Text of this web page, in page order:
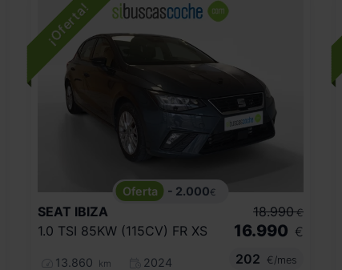
- 2.000€
SEAT IBIZA
1.0 TSI 85KW (115CV) FR XS
13.860 km
2024
18.990 €
16.990 €
202
€/mes